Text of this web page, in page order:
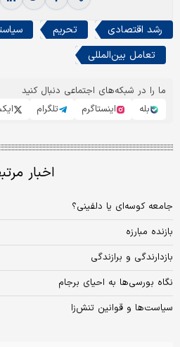
رشد اقتصادی تحریم
تعامل بین‌المللی
ما را در شبکه‌های اجتماعی دنبال کنید
بله
اینستاگرم تلگرام
اخبار
جامعه‏‏ کوسه‏‏‌ای یا دلفینی؟
بازنده مبارزه
بازدارندگی و برازندگی
نگاه بورسی‌ها به احیای برجام
سیاست‏‏‌ها و قوانین تنش‏‏‌زا